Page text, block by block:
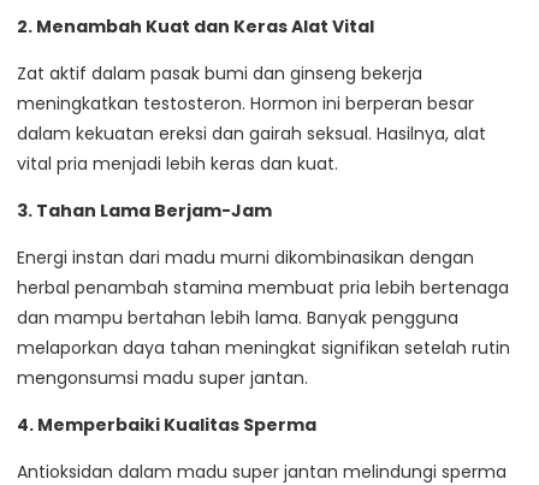
2. Menambah Kuat dan Keras Alat Vital
Zat aktif dalam pasak bumi dan ginseng bekerja
meningkatkan testosteron. Hormon ini berperan besar
dalam kekuatan ereksi dan gairah seksual. Hasilnya, alat
vital pria menjadi lebih keras dan kuat.
3. Tahan Lama Berjam-Jam
Energi instan dari madu murni dikombinasikan dengan
herbal penambah stamina membuat pria lebih bertenaga
dan mampu bertahan lebih lama. Banyak pengguna
melaporkan daya tahan meningkat signifikan setelah rutin
mengonsumsi madu super jantan.
4. Memperbaiki Kualitas Sperma
Antioksidan dalam madu super jantan melindungi sperma